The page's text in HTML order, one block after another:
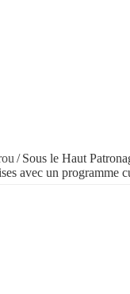
/ Sous le Haut
avec un programme